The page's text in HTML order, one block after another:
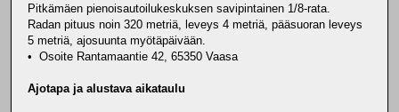
Pitkämäen pienoisautoilukeskuksen savipintainen 1/8-rata.
Radan pituus noin 320 metriä, leveys 4 metriä, pääsuoran leveys
5 metriä, ajosuunta myötäpäivään.
• Osoite Rantamaantie 42, 65350 Vaasa
Ajotapa ja alustava aikataulu